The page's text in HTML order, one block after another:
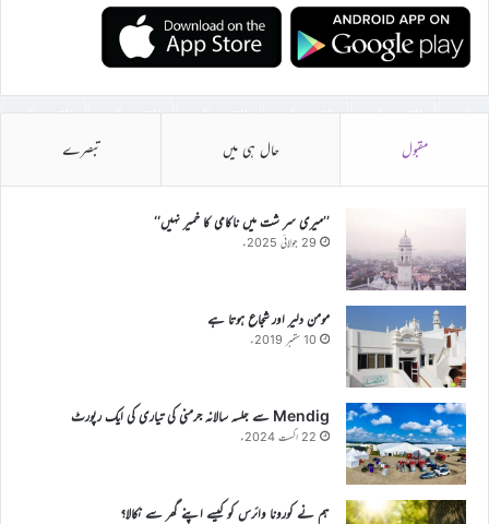
مقبول حال ہی میں تبصرے
’’میری سر شت میں ناکامی کا خمیر نہیں‘‘
29 جولائی 2025ء
مومن دلیر اور شجاع ہوتا ہے
10 ستمبر 2019ء
Mendig سے جلسہ سالانہ جرمنی کی تیاری کی ایک رپورٹ
22 اگست 2024ء
ہم نے کورونا وائرس کو کیسے اپنے گھر سے نکالا؟